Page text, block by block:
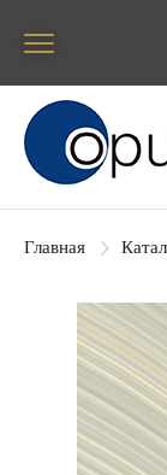
Блок
Главная